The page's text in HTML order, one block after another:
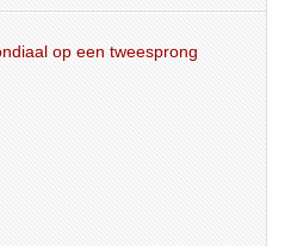
# 108: AI mondiaal op een tweesprong